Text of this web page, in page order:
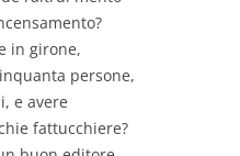
in girone,
persone,
e avere
fattucchiere?